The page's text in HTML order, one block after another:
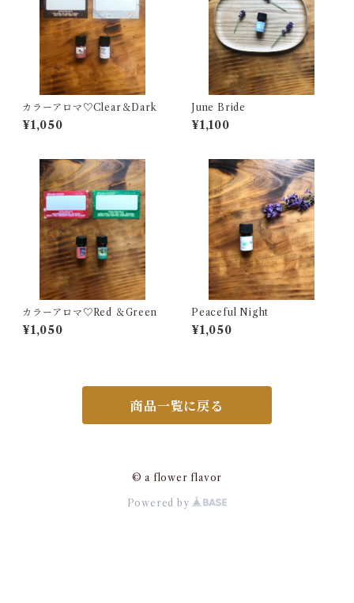
カラーアロマ♡Clear＆Dark
¥1,050
June Bride
¥1,100
カラーアロマ♡Red ＆Green
¥1,050
Peaceful Night
¥1,050
商品一覧に戻る
© a flower flavor
Powered by